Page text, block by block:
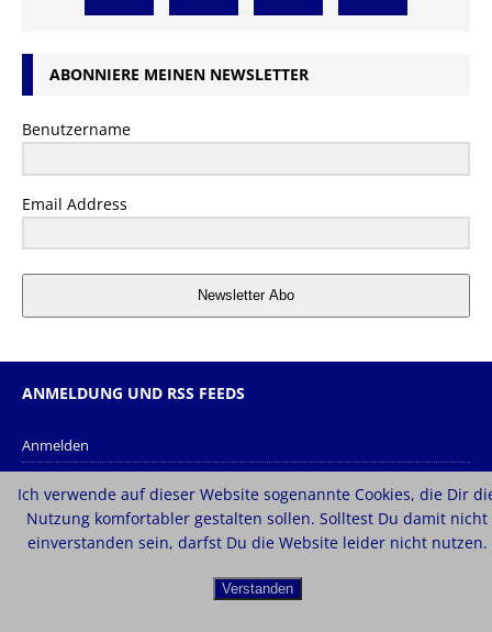
ABONNIERE MEINEN NEWSLETTER
Benutzername
Email Address
Newsletter Abo
ANMELDUNG UND RSS FEEDS
Anmelden
Kommentar-Feed
WordPress.org
Ich verwende auf dieser Website sogenannte Cookies, die Dir
Nutzung komfortabler gestalten sollen. Solltest Du damit nicht
einverstanden sein, darfst Du die Website leider nicht nutzen.
Verstanden